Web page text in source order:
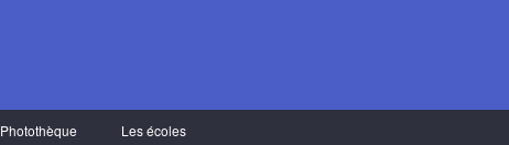
Photothèque Les écoles